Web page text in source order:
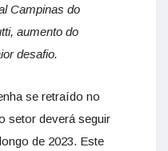
Campinas do
aumento do
desafio.
se retraído no
setor deverá seguir
de 2023. Este